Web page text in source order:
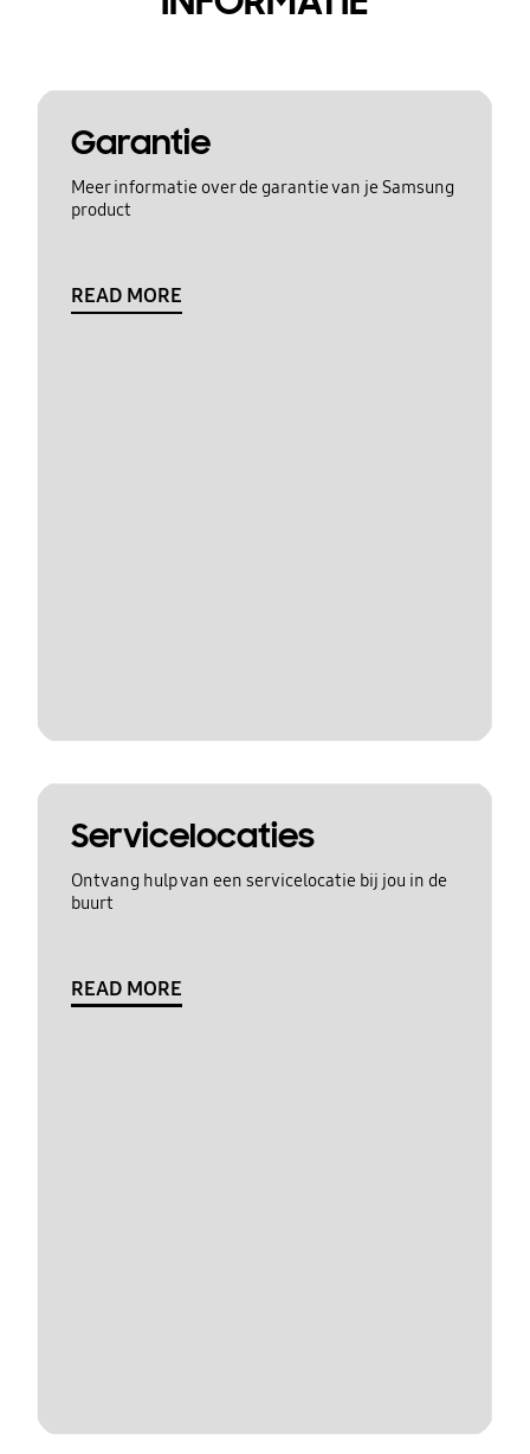
Garantie
Meer informatie over de garantie van je Samsung
product
READ MORE
Servicelocaties
Ontvang hulp van een servicelocatie bij jou in de
buurt
READ MORE